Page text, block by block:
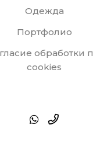
Одежда
Портфолио
обработки
cookies